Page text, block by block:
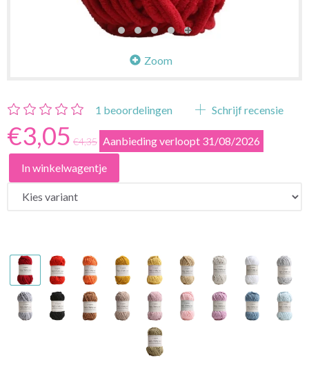
Zoom
1 beoordelingen Schrijf recensie
€3,05 €4,35 Aanbieding verloopt 31/08/2026
In winkelwagentje